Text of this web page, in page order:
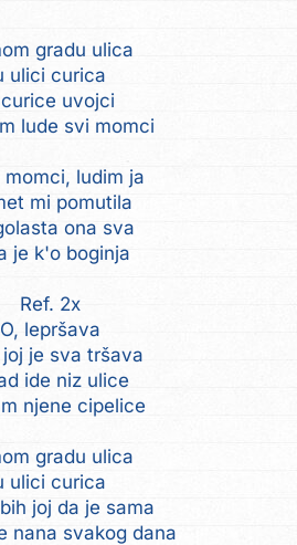
gradu ulica
ulici curica
uvojci
lude svi momci
momci, ludim ja
mi pomutila
ona sva
je k'o boginja
Ref. 2x
O, lepršava
joj je sva tršava
ide niz ulice
njene cipelice
gradu ulica
ulici curica
joj da je sama
nana svakog dana